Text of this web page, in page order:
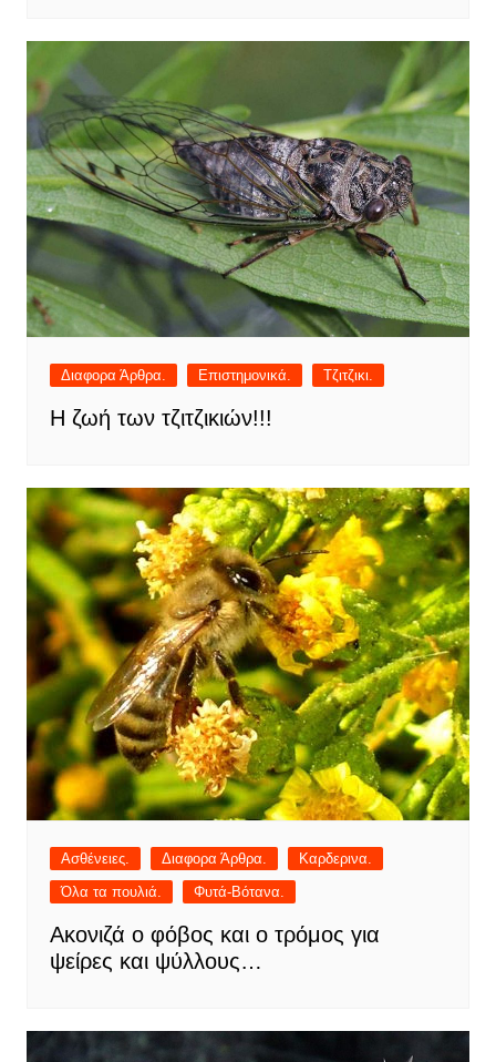
Διαφορα Άρθρα. Επιστημονικά. Τζιτζικι.
Η ζωή των τζιτζικιών!!!
Ασθένειες. Διαφορα Άρθρα.
Καρδερινα.
Όλα τα πουλιά.
Φυτά-Βότανα.
Ακονιζά ο φόβος και ο τρόμος για
ψείρες και ψύλλους…